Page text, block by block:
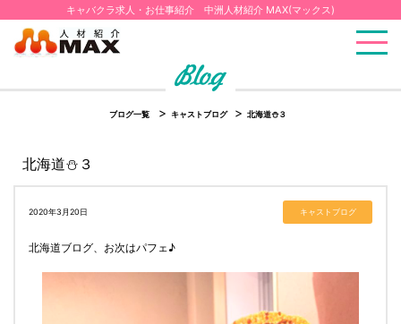
キャバクラ求人・お仕事紹介 中洲人材紹介 MAX(マックス)
ブログ一覧 キャストブログ 北海道⛄３
北海道⛄３
2020年3月20日 キャストブログ
北海道ブログ、お次はパフェ♪